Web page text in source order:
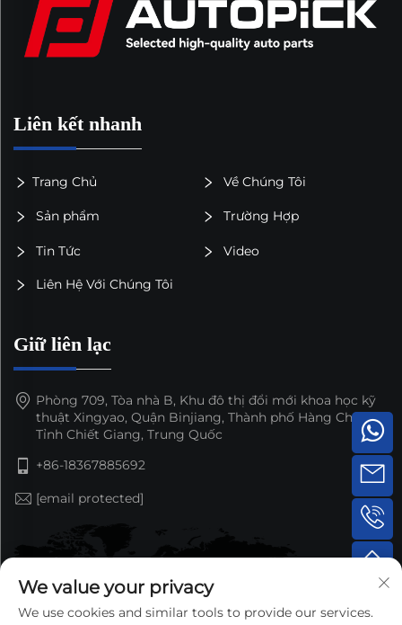
Liên kết nhanh
Trang Chủ Về Chúng Tôi
Sản phẩm Trường Hợp
Tin Tức Video
Liên Hệ Với Chúng Tôi
Giữ liên lạc
Phòng 709, Tòa nhà B, Khu đô thị đổi mới khoa học kỹ
thuật Xingyao, Quận Binjiang, Thành phố Hàng Châu,
Tỉnh Chiết Giang, Trung Quốc
+86-18367885692
[email protected]
We value your privacy
We use cookies and similar tools to provide our services.